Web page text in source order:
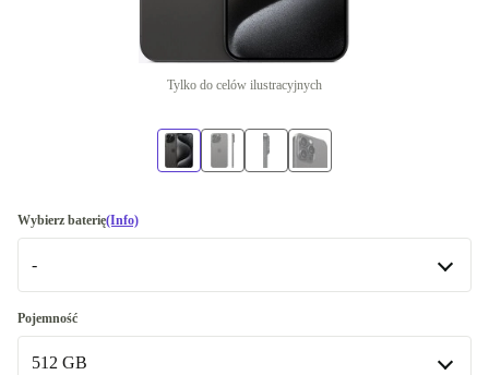
Tylko do celów ilustracyjnych
Wybierz baterię(Info)
-
-
Dostępne w innych wariantach
Pojemność
512 GB